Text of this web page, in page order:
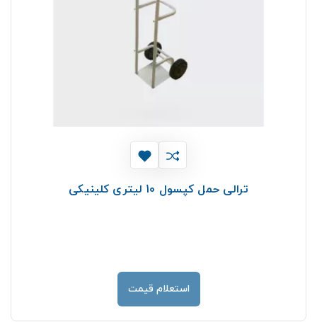
ترالی حمل کپسول 10 لیتری کلینیکی
استعلام قیمت